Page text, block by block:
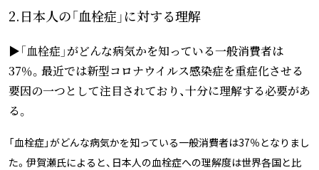
2.日本人の「血栓症」に対する理解
▶「血栓症」がどんな病気かを知っている一般消費者は
37％。最近では新型コロナウイルス感染症を重症化させる
要因の一つとして注目されており、十分に理解する必要があ
る。
「血栓症」がどんな病気かを知っている一般消費者は37％となりまし
た。伊賀瀬氏によると、日本人の血栓症への理解度は世界各国と比